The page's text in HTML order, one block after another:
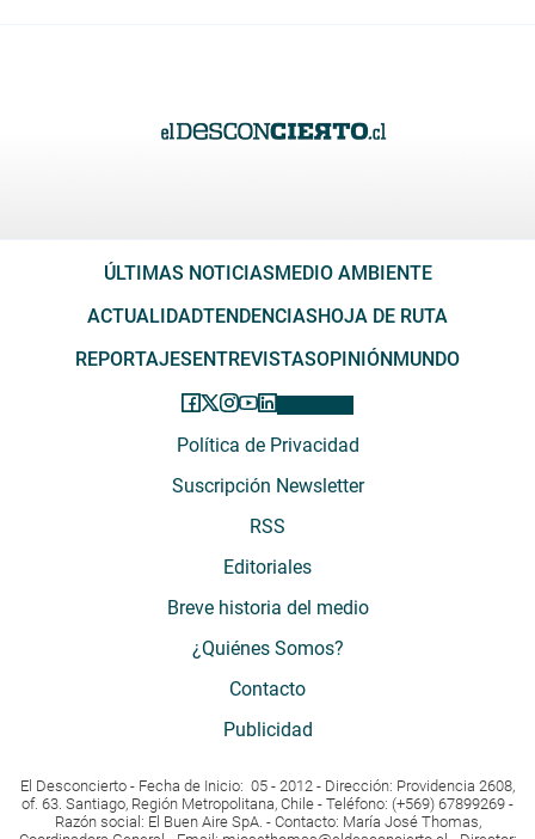
ÚLTIMAS NOTICIAS MEDIO AMBIENTE
ACTUALIDADTENDENCIAS HOJA DE RUTA
REPORTAJES ENTREVISTASOPINIÓN MUNDO
Política de Privacidad
Suscripción Newsletter
RSS
Editoriales
Breve historia del medio
¿Quiénes Somos?
Contacto
Publicidad
El Desconcierto - Fecha de Inicio: 05 - 2012 - Dirección: Providencia 2608,
of. 63. Santiago, Región Metropolitana, Chile - Teléfono: (+569) 67899269 -
Razón social: El Buen Aire SpA. - Contacto: María José Thomas,